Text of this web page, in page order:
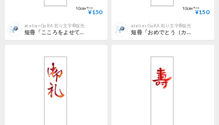
¥150
atelier GuRA 彩り文字®販売
短冊「こころをよせて」
¥150
atelier GuRA 彩り文字®販売
短冊「おめでとう（カラフル）」